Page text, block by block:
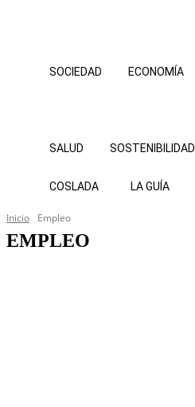
SOCIEDAD ECONOMÍA
SALUD SOSTENIBILIDAD
COSLADA LA GUÍA
Inicio Empleo
EMPLEO